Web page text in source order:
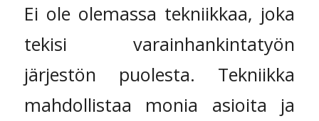
Ei ole olemassa tekniikkaa, joka
tekisi varainhankintatyön
järjestön puolesta. Tekniikka
mahdollistaa monia asioita ja